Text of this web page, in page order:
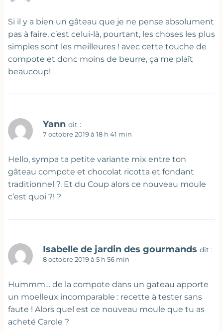
Si il y a bien un gâteau que je ne pense absolument
pas à faire, c’est celui-là, pourtant, les choses les plus
simples sont les meilleures ! avec cette touche de
compote et donc moins de beurre, ça me plaît
beaucoup!
Yann dit :
7 octobre 2019 à 18 h 41 min
Hello, sympa ta petite variante mix entre ton
gâteau compote et chocolat ricotta et fondant
traditionnel ?. Et du Coup alors ce nouveau moule
c’est quoi ?! ?
Isabelle de jardin des gourmands dit :
8 octobre 2019 à 5 h 56 min
Hummm… de la compote dans un gateau apporte
un moelleux incomparable : recette à tester sans
faute ! Alors quel est ce nouveau moule que tu as
acheté Carole ?